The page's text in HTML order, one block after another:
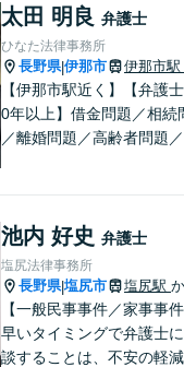
は日本全国です。 遠方の方
Web面談や電話でのご連絡
可能です。
太田 明良 弁護士
ひなた法律事務所
長野県|伊那市 伊那市駅
【伊那市駅近く】【弁護
0年以上】借金問題／相続
／離婚問題／高齢者問題／
根ざした弁護士】もし何か
困りな事がございましたら
気軽にご相談ください。
池内 好史 弁護士
塩尻法律事務所
長野県|塩尻市 塩尻駅
【一般民事事件／家事事件
早いタイミングで弁護士
談することは、不安の軽減